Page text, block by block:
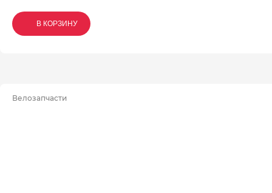
В КОРЗИНУ
В КОРЗИНУ
В КОРЗИНУ
Велозапчасти